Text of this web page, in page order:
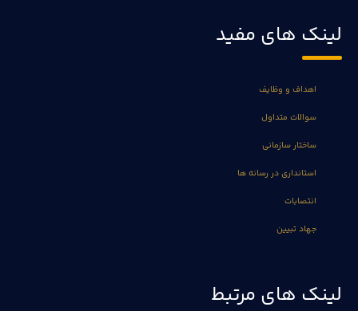
لینک های مفید
اهداف و وظایف
سوالات متداول
ساختار سازمانی
استانداری در رسانه ها
انتصابات
جهاد تبیین
لینک های مرتبط